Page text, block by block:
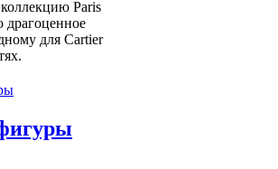
Paris
драгоценное
для Cartier